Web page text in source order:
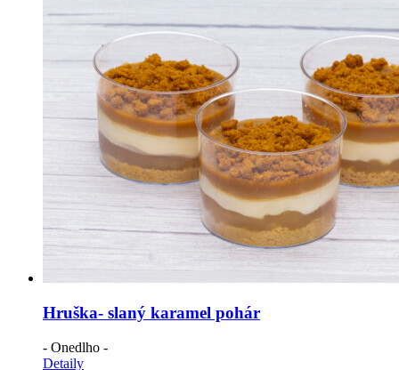
Hruška- slaný karamel pohár
- Onedlho -
Detaily